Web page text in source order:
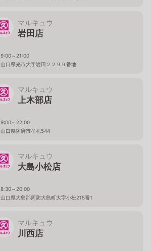
マルキュウ
岩田店
9:00～21:00
山口県光市大字岩田２２９９番地
マルキュウ
上木部店
9:00～22:00
山口県防府市牟礼544
マルキュウ
大島小松店
8:30～20:00
山口県大島郡周防大島町大字小松215番1
マルキュウ
川西店